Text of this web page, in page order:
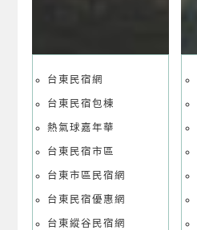
台東民宿網
台東民宿包棟
熱氣球嘉年華
台東民宿市區
台東市區民宿網
台東民宿優惠網
台東縱谷民宿網